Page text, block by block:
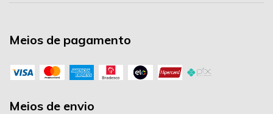
Meios de pagamento
Meios de envio